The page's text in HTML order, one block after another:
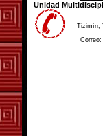
Unidad
Tizimín,
Correo: